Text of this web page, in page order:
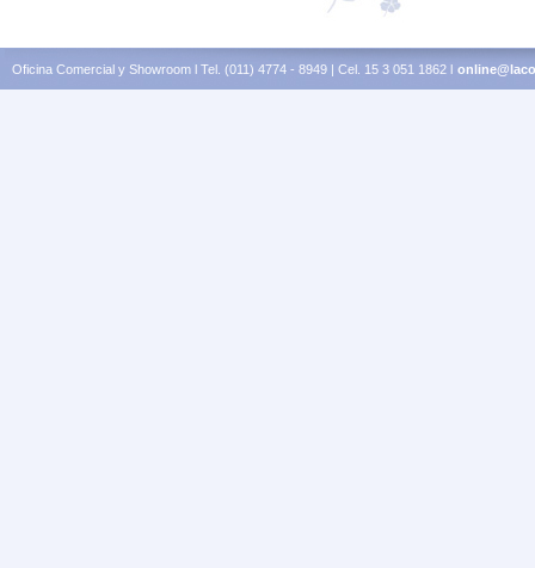
Oficina Comercial y Showroom l Tel. (011) 4774 - 8949 | Cel. 15 3 051 1862 l